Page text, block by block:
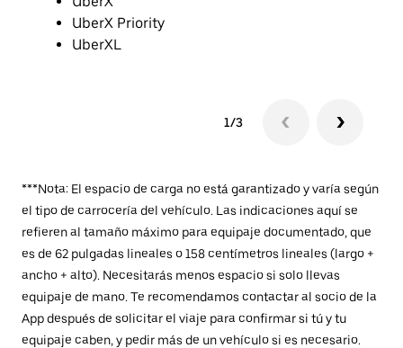
UberX Priority
UberXL
1/3
***Nota: El espacio de carga no está garantizado y varía según
el tipo de carrocería del vehículo. Las indicaciones aquí se
refieren al tamaño máximo para equipaje documentado, que
es de 62 pulgadas lineales o 158 centímetros lineales (largo +
ancho + alto). Necesitarás menos espacio si solo llevas
equipaje de mano. Te recomendamos contactar al socio de la
App después de solicitar el viaje para confirmar si tú y tu
equipaje caben, y pedir más de un vehículo si es necesario.